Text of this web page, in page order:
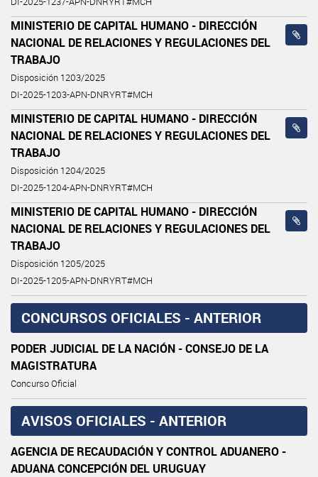
MINISTERIO DE CAPITAL HUMANO - DIRECCIÓN
NACIONAL DE RELACIONES Y REGULACIONES DEL
TRABAJO
Disposición 1203/2025
DI-2025-1203-APN-DNRYRT#MCH
MINISTERIO DE CAPITAL HUMANO - DIRECCIÓN
NACIONAL DE RELACIONES Y REGULACIONES DEL
TRABAJO
Disposición 1204/2025
DI-2025-1204-APN-DNRYRT#MCH
MINISTERIO DE CAPITAL HUMANO - DIRECCIÓN
NACIONAL DE RELACIONES Y REGULACIONES DEL
TRABAJO
Disposición 1205/2025
DI-2025-1205-APN-DNRYRT#MCH
CONCURSOS OFICIALES - ANTERIOR
PODER JUDICIAL DE LA NACIÓN - CONSEJO DE LA
MAGISTRATURA
Concurso Oficial
AVISOS OFICIALES - ANTERIOR
AGENCIA DE RECAUDACIÓN Y CONTROL ADUANERO -
ADUANA CONCEPCIÓN DEL URUGUAY